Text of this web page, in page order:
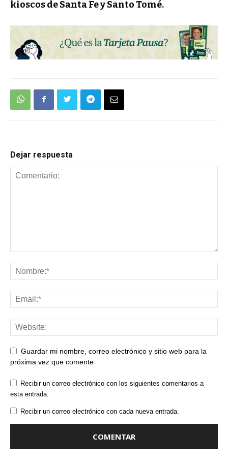
kioscos de Santa Fe y Santo Tomé.
Dejar respuesta
Guardar mi nombre, correo electrónico y sitio web para la
próxima vez que comente
Recibir un correo electrónico con los siguientes comentarios a
esta entrada.
Recibir un correo electrónico con cada nueva entrada.